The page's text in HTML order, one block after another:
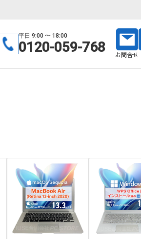
平日 9:00 〜 18:00
0120-059-768 お問合せ